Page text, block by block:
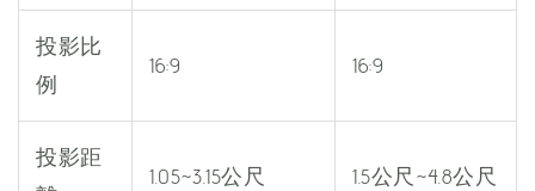
投影比
例
16:9 16:9
投影距
1.05~3.15公尺 1.5公尺~4.8公尺